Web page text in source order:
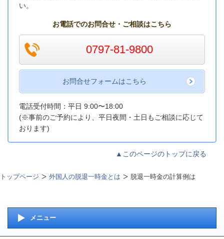
い。
お電話でのお問合せ・ご相談はこちら
0797-81-9800
お問合せフォームはこちら
電話受付時間：平日 9:00〜18:00
(※事前のご予約により、平日夜間・土日もご相談に応じて
おります)
▲このページのトップに戻る
トップページ 外国人の脱退一時金とは 脱退一時金の計算例は
メニュー